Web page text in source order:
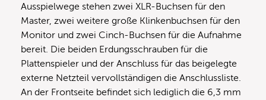
Ausspielwege stehen zwei XLR-Buchsen für den
Master, zwei weitere große Klinkenbuchsen für den
Monitor und zwei Cinch-Buchsen für die Aufnahme
bereit. Die beiden Erdungsschrauben für die
Plattenspieler und der Anschluss für das beigelegte
externe Netzteil vervollständigen die Anschlussliste.
An der Frontseite befindet sich lediglich die 6,3 mm